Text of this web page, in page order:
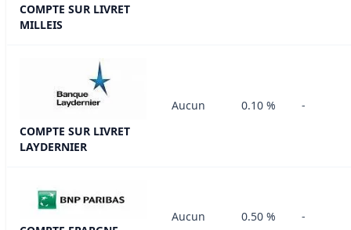
COMPTE SUR LIVRET
MILLEIS
COMPTE SUR LIVRET
LAYDERNIER
Aucun 0.10 % -
Aucun 0.50 % -